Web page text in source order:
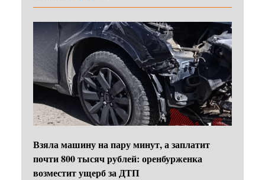
Взяла машину на пару минут, а заплатит
почти 800 тысяч рублей: оренбурженка
возместит ущерб за ДТП